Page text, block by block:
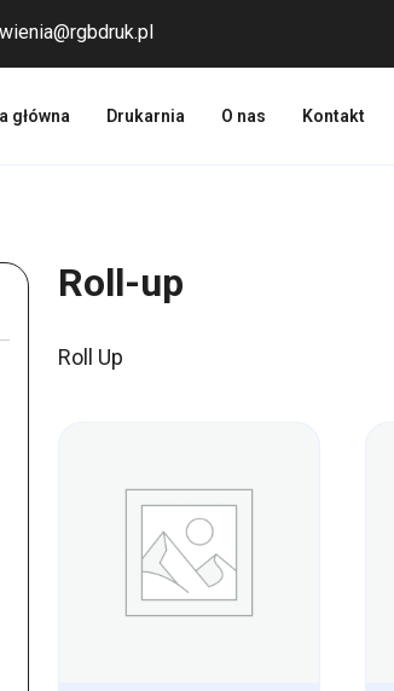
główna Drukarnia O nas Kontakt
Roll-up
Roll Up